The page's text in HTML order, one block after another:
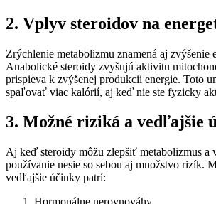
2. Vplyv steroidov na
Zrýchlenie metabolizmu znamená aj zvýšenie
Anabolické steroidy zvyšujú aktivitu
prispieva k zvýšenej produkcii energie. Toto
spaľovať viac kalórií, aj keď nie ste fyzicky
3. Možné riziká a vedľajšie
Aj keď steroidy môžu zlepšiť metabolizmus a
používanie nesie so sebou aj množstvo rizík.
vedľajšie účinky patrí: